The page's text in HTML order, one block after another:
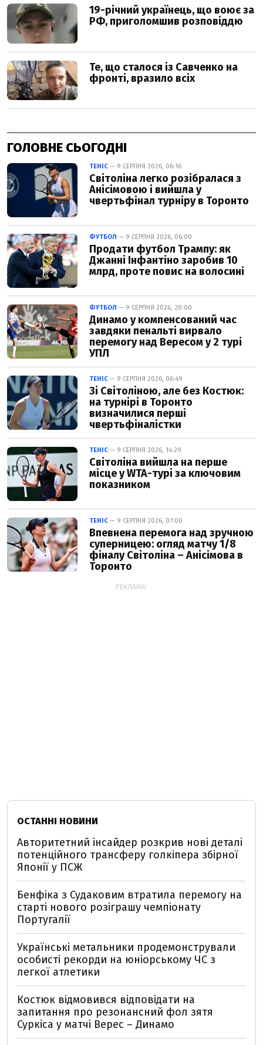
ГОЛОВНЕ СЬОГОДНІ
ТЕНІС — 9 СЕРПНЯ 2026, 06:16
Світоліна легко розібралася з
Анісімовою і вийшла у
чвертьфінал турніру в Торонто
ФУТБОЛ — 9 СЕРПНЯ 2026, 06:00
Продати футбол Трампу: як
Джанні Інфантіно заробив 10
млрд, проте повис на волосині
ФУТБОЛ — 9 СЕРПНЯ 2026, 20:00
Динамо у компенсований час
завдяки пенальті вирвало
перемогу над Вересом у 2 турі
УПЛ
ТЕНІС — 9 СЕРПНЯ 2026, 06:49
Зі Світоліною, але без Костюк:
на турнірі в Торонто
визначилися перші
чвертьфіналістки
ТЕНІС — 9 СЕРПНЯ 2026, 14:29
Світоліна вийшла на перше
місце у WTA-турі за ключовим
показником
ТЕНІС — 9 СЕРПНЯ 2026, 07:00
Впевнена перемога над зручною
суперницею: огляд матчу 1/8
фіналу Світоліна – Анісімова в
Торонто
РЕКЛАМА:
ОСТАННІ НОВИНИ
Авторитетний інсайдер розкрив нові деталі
потенційного трансферу голкіпера збірної
Японії у ПСЖ
Бенфіка з Судаковим втратила перемогу на
старті нового розіграшу чемпіонату
Португалії
Українські метальники продемонстрували
особисті рекорди на юніорському ЧС з
легкої атлетики
Костюк відмовився відповідати на
запитання про резонансний фол зятя
Суркіса у матчі Верес – Динамо